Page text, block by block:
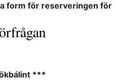
form för reserveringen för
***